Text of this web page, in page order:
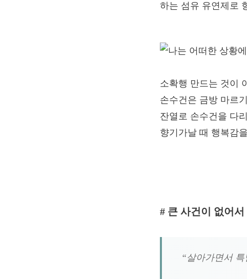
하는 섬유 유연제로
소확행 만드는 것이
손수건은 금방 마르
잔열로 손수건을 다
향기가날 때 행복감
# 큰 사건이 없어
“살아가면서